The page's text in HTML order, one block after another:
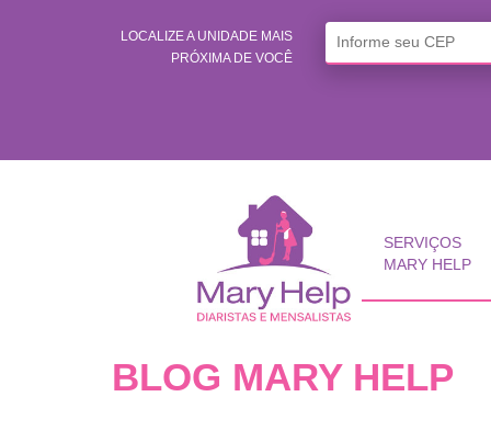
LOCALIZE A UNIDADE MAIS
PRÓXIMA DE VOCÊ
SERVIÇOS
MARY HELP
BLOG MARY HELP